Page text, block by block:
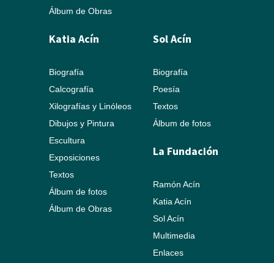
Álbum de Obras
Katia Acín
Biografía
Calcografía
Xilografías y Linóleos
Dibujos y Pintura
Escultura
Exposiciones
Textos
Álbum de fotos
Álbum de Obras
Sol Acín
Biografía
Poesía
Textos
Álbum de fotos
La Fundación
Ramón Acín
Katia Acín
Sol Acín
Multimedia
Enlaces